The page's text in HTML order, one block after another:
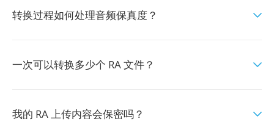
转换过程如何处理音频保真度？
一次可以转换多少个 RA 文件？
我的 RA 上传内容会保密吗？